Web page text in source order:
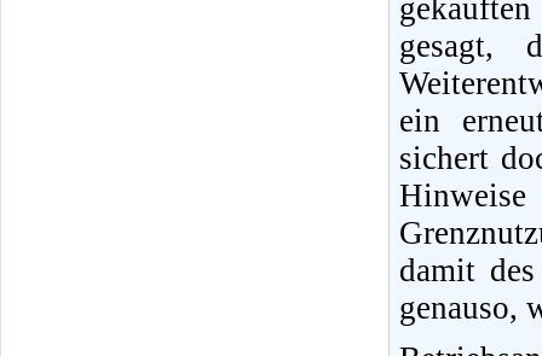
gesagt,
ein
sichert
damit
genauso,